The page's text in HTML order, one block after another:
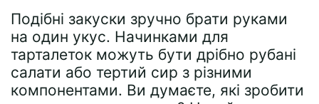
Подібні закуски зручно брати руками
на один укус. Начинками для
тарталеток можуть бути дрібно рубані
салати або тертий сир з різними
компонентами. Ви думаєте, які зробити